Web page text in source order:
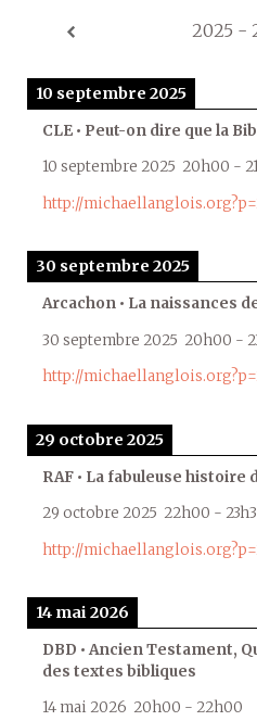
2025 -
10 septembre 2025
CLE • Peut-on dire que la
10 septembre 2025 20h00 -
http://
30 septembre 2025
Arcachon • La naissances
30 septembre 2025 20h00 -
http://
29 octobre 2025
RAF • La fabuleuse histoire
29 octobre 2025 22h00 -
http://
14 mai 2026
DBD • Ancien Testament,
des textes bibliques
14 mai 2026 20h00 - 22h00